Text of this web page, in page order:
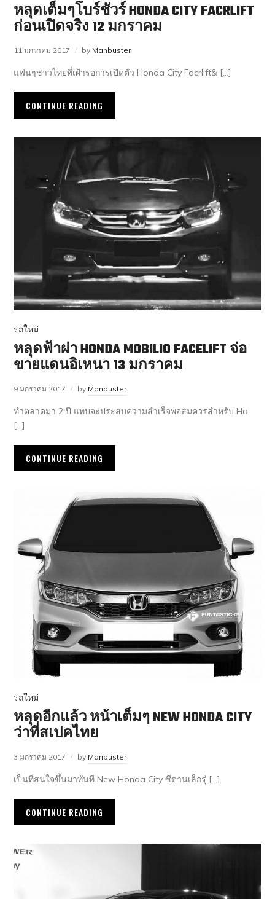
หลุดเต็มๆโบร์ชัวร์ HONDA CITY FACRLIFT
ก่อนเปิดจริง 12 มกราคม
11 มกราคม 2017 by Manbuster
แฟนๆชาวไทยที่เฝ้ารอการเปิดตัว Honda City Facrlift& […]
CONTINUE READING
รถใหม่
หลุดฟ้าผ่า HONDA MOBILIO FACELIFT จ่อ
ขายแดนอิเหนา 13 มกราคม
9 มกราคม 2017 by Manbuster
ทำตลาดมา 2 ปี แทบจะประสบความสำเร็จพอสมควรสำหรับ Ho
[…]
CONTINUE READING
รถใหม่
หลุดอีกแล้ว หน้าเต็มๆ NEW HONDA CITY
ว่าที่สเปคไทย
3 มกราคม 2017 by Manbuster
เป็นที่สนใจขึ้นมาทันที New Honda City ซีดานเล็กรุ่ […]
CONTINUE READING